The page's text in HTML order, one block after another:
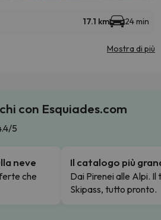
17.1 km 24 min
Mostra di più
con Esquiades.com
5
neve
che
Il catalogo più
Dai Pirenei alle Alpi. Il
Skipass, tutto pronto.